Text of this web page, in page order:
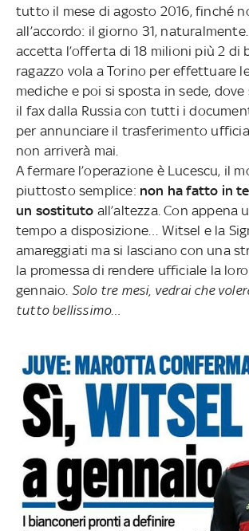
tutto il mese di agosto 2016, finché
all’accordo: il giorno 31,
accetta l’offerta di 18 milioni più 2 di
ragazzo vola a Torino per effettuare
mediche e poi si sposta in sede,
il fax dalla Russia con tutti i
per annunciare il trasferimento
non arriverà mai.
A fermare l’operazione è Lucescu, il
piuttosto semplice: non ha fatto in
un sostituto all’altezza. Con appena
tempo a disposizione… Witsel e la
amareggiati ma si lasciano con una
la promessa di rendere ufficiale la
gennaio. Solo tre mesi, vedrai che
tutto bellissimo…